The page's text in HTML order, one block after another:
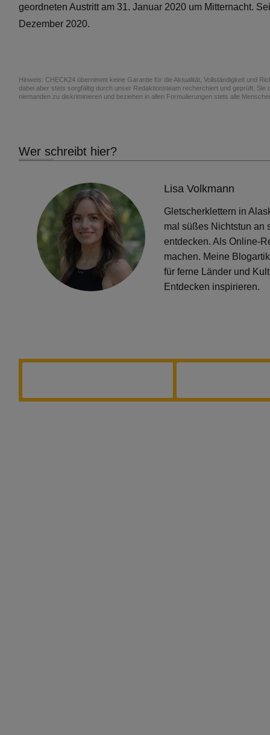
geordneten Austritt am 31. Januar 2020 um Mitternacht.
Dezember 2020.
Hinweis: CHECK24 übernimmt keine Garantie für die Aktualität, Vollständigkeit und
dabei aber stets sorgfältig durch unser Redaktionsteam recherchiert und geprüft.
niemanden zu diskriminieren und beziehen in allen Formulierungen stets alle
Wer schreibt hier?
Lisa Volkmann
Gletscherklettern in
mal süßes Nichtstun an
entdecken. Als Online-
machen. Meine
für ferne Länder und
Entdecken inspirieren.